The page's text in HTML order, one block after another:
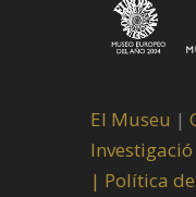
El Museu |
Investigació
| Política